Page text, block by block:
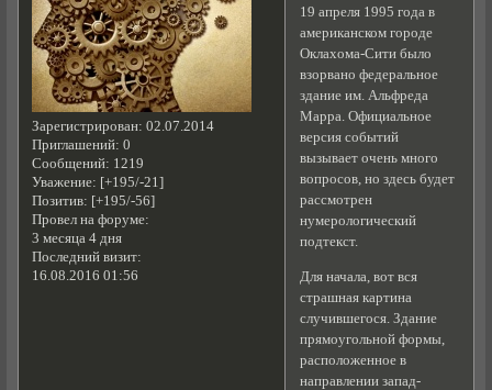
Зарегистрирован: 02.07.2014
Приглашений: 0
Сообщений: 1219
Уважение: [+195/-21]
Позитив: [+195/-56]
Провел на форуме:
3 месяца 4 дня
Последний визит:
16.08.2016 01:56
19 апреля 1995 года в
американском городе
Оклахома-Сити было
взорвано федеральное
здание им. Альфреда
Марра. Официальное
версия событий
вызывает очень много
вопросов, но здесь будет
рассмотрен
нумерологический
подтекст.
Для начала, вот вся
страшная картина
случившегося. Здание
прямоугольной формы,
расположенное в
направлении запад-